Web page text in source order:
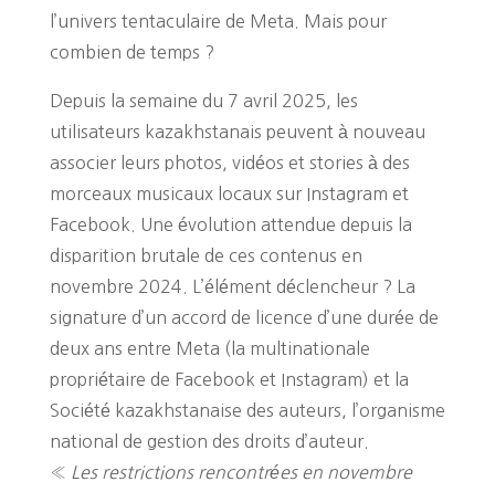
l’univers tentaculaire de Meta. Mais pour
combien de temps ?
Depuis la semaine du 7 avril 2025, les
utilisateurs kazakhstanais peuvent à nouveau
associer leurs photos, vidéos et stories à des
morceaux musicaux locaux sur Instagram et
Facebook. Une évolution attendue depuis la
disparition brutale de ces contenus en
novembre 2024. L’élément déclencheur ? La
signature d’un accord de licence d’une durée de
deux ans entre Meta (la multinationale
propriétaire de Facebook et Instagram) et la
Société kazakhstanaise des auteurs, l’organisme
national de gestion des droits d’auteur.
« Les restrictions rencontrées en novembre